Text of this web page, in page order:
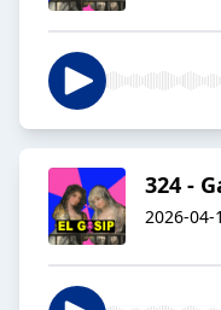
324 -
2026-04-